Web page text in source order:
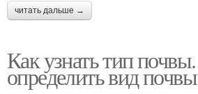
читать дальше →
Как узнать тип
определить вид почвы